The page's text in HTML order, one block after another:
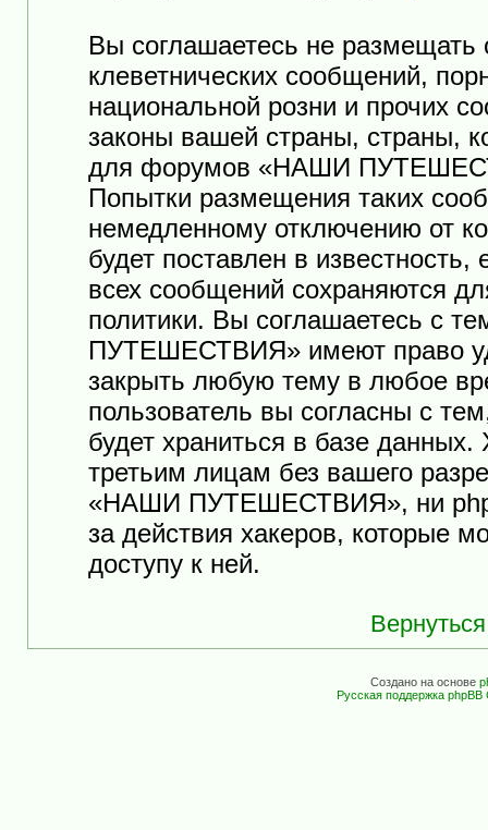
Вы соглашаетесь не
клеветнических сообщений,
национальной розни и прочих
законы вашей страны, страны,
для форумов «НАШИ
Попытки размещения таких
немедленному отключению от
будет поставлен в
всех сообщений сохраняются
политики. Вы соглашаетесь с
ПУТЕШЕСТВИЯ» имеют право
закрыть любую тему в любое
пользователь вы согласны с
будет храниться в базе
третьим лицам без вашего
«НАШИ ПУТЕШЕСТВИЯ», ни
за действия хакеров, которые
доступу к ней.
Создано на основе
Русская поддержка phpBB